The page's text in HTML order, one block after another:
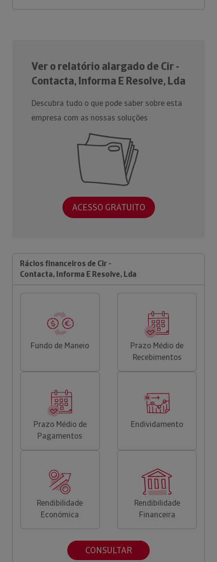
Ver o relatório alargado de Cir -
Contacta, Informa E Resolve, Lda
Descubra tudo o que pode saber sobre esta
empresa com as nossas soluções
ACESSO GRATUITO
Rácios financeiros de Cir -
Contacta, Informa E Resolve, Lda
Fundo de Maneio
Prazo Médio de
Recebimentos
Prazo Médio de
Pagamentos
Endividamento
Rendibilidade
Económica
Rendibilidade
Financeira
CONSULTAR